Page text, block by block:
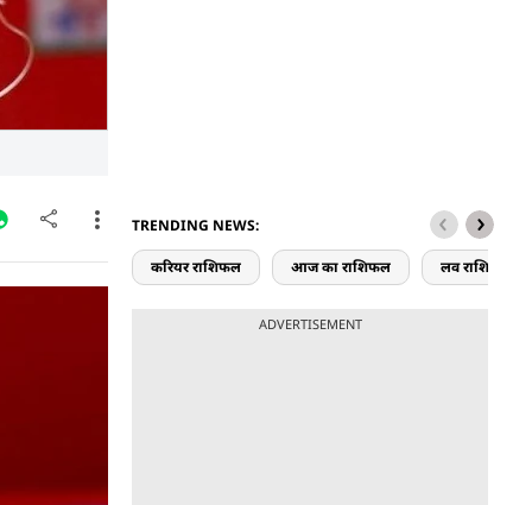
रैली में
TRENDING NEWS:
करियर राशिफल आज का राशिफल लव राशिफल
ADVERTISEMENT